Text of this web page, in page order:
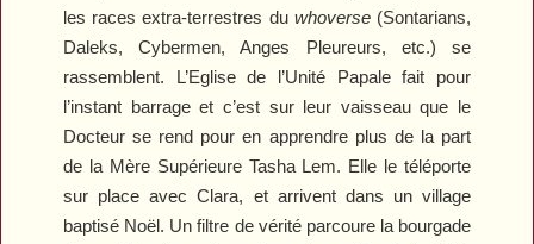
les races extra-terrestres du whoverse(Sontarians,
Daleks, Cybermen, Anges Pleureurs, etc.) se
rassemblent. L’Eglise de l’Unité Papale fait pour
l’instant barrage et c’est sur leur vaisseau que le
Docteur se rend pour en apprendre plus de la part
de la Mère Supérieure Tasha Lem. Elle le téléporte
sur place avec Clara, et arrivent dans un village
baptisé Noël. Un filtre de vérité parcoure la bourgade